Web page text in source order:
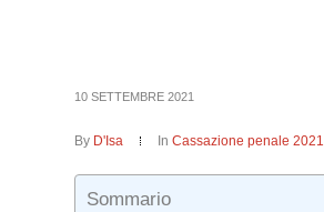
10 SETTEMBRE 2021
By D'Isa InCassazione penale 2021
Sommario